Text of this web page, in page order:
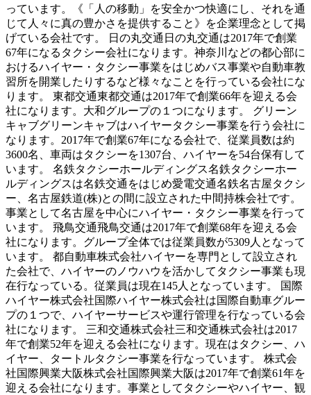
っています。《「人の移動」を安全かつ快適にし、それを通
じて人々に真の豊かさを提供すること》を企業理念として掲
げている会社です。 日の丸交通日の丸交通は2017年で創業
67年になるタクシー会社になります。神奈川などの都心部に
おけるハイヤー・タクシー事業をはじめバス事業や自動車教
習所を開業したりするなど様々なことを行っている会社にな
ります。 東都交通東都交通は2017年で創業66年を迎える会
社になります。大和グループの１つになります。 グリーン
キャブグリーンキャブはハイヤータクシー事業を行う会社に
なります。2017年で創業67年になる会社で、従業員数は約
3600名、車両はタクシーを1307台、ハイヤーを54台保有して
います。 名鉄タクシーホールディングス名鉄タクシーホー
ルディングスは名鉄交通をはじめ愛電交通名鉄名古屋タクシ
ー、名古屋鉄道(株)との間に設立された中間持株会社です。
事業として名古屋を中心にハイヤー・タクシー事業を行って
います。 飛鳥交通飛鳥交通は2017年で創業68年を迎える会
社になります。グループ全体では従業員数が5309人となって
います。 都自動車株式会社ハイヤーを専門として設立され
た会社で、ハイヤーのノウハウを活かしてタクシー事業も現
在行なっている。従業員は現在145人となっています。 国際
ハイヤー株式会社国際ハイヤー株式会社は国際自動車グルー
プの１つで、ハイヤーサービスや運行管理を行なっている会
社になります。 三和交通株式会社三和交通株式会社は2017
年で創業52年を迎える会社になります。現在はタクシー、ハ
イヤー、タートルタクシー事業を行なっています。 株式会
社国際興業大阪株式会社国際興業大阪は2017年で創業61年を
迎える会社になります。事業としてタクシーやハイヤー、観